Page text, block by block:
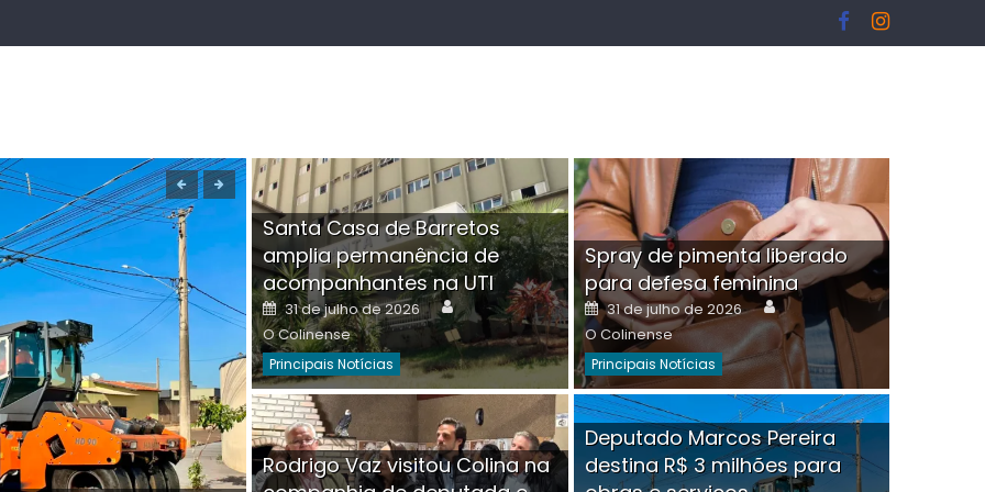
Boutique na Av. Ângelo Martins Tristão é
invadida por criminoso mascarado
Santa Casa de Barretos
amplia permanência de
acompanhantes na UTI
Posted
on
31 de julho de 2026 Author
O Colinense
Principais Notícias
Spray de pimenta liberado
para defesa feminina
Posted
on
31 de julho de 2026 Author
O Colinense
Principais Notícias
Rodrigo Vaz visitou Colina na
Deputado Marcos Pereira
destina R$ 3 milhões para